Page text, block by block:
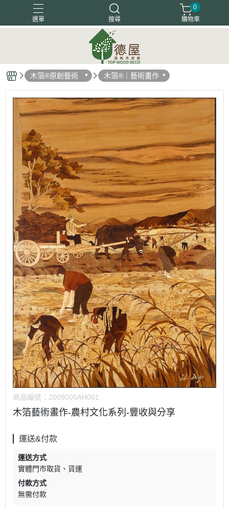
選單 搜尋
木箔藝術
0
購物車
木箔®原創藝術 木箔®｜藝術畫作
商品編號： 2009006AH001
木箔藝術畫作-農村文化系列-豐收與分享
運送&付款
運送方式
實體門市取貨
貨運
付款方式
無需付款